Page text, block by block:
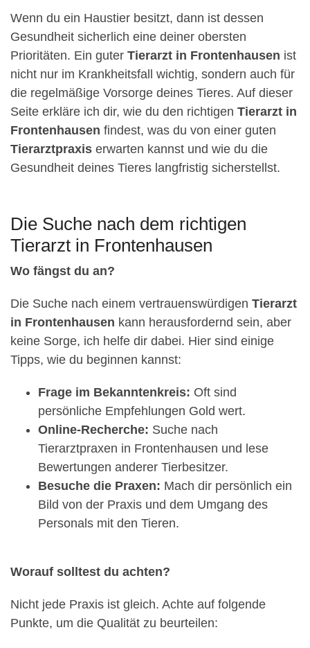
Wenn du ein Haustier besitzt, dann ist dessen
Gesundheit sicherlich eine deiner obersten
Prioritäten. Ein guter Tierarzt in Frontenhausen ist
nicht nur im Krankheitsfall wichtig, sondern auch für
die regelmäßige Vorsorge deines Tieres. Auf dieser
Seite erkläre ich dir, wie du den richtigen Tierarzt in
Frontenhausen findest, was du von einer guten
Tierarztpraxis erwarten kannst und wie du die
Gesundheit deines Tieres langfristig sicherstellst.
Die Suche nach dem richtigen
Tierarzt in Frontenhausen
Wo fängst du an?
Die Suche nach einem vertrauenswürdigen Tierarzt
in Frontenhausen kann herausfordernd sein, aber
keine Sorge, ich helfe dir dabei. Hier sind einige
Tipps, wie du beginnen kannst:
Frage im Bekanntenkreis: Oft sind
persönliche Empfehlungen Gold wert.
Online-Recherche: Suche nach
Tierarztpraxen in Frontenhausen und lese
Bewertungen anderer Tierbesitzer.
Besuche die Praxen: Mach dir persönlich ein
Bild von der Praxis und dem Umgang des
Personals mit den Tieren.
Worauf solltest du achten?
Nicht jede Praxis ist gleich. Achte auf folgende
Punkte, um die Qualität zu beurteilen: